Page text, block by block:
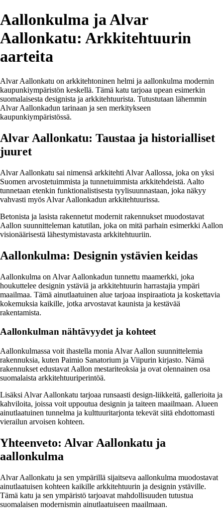
Aallonkulma ja Alvar
Aallonkatu: Arkkitehtuurin
aarteita
Alvar Aallonkatu on arkkitehtoninen helmi ja aallonkulma modernin
kaupunkiympäristön keskellä. Tämä katu tarjoaa upean esimerkin
suomalaisesta designista ja arkkitehtuurista. Tutustutaan lähemmin
Alvar Aallonkadun tarinaan ja sen merkitykseen
kaupunkiympäristössä.
Alvar Aallonkatu: Taustaa ja historialliset
juuret
Alvar Aallonkatu sai nimensä arkkitehti Alvar Aallossa, joka on yksi
Suomen arvostetuimmista ja tunnetuimmista arkkitehdeistä. Aalto
tunnetaan etenkin funktionalistisesta tyylisuunnastaan, joka näkyy
vahvasti myös Alvar Aallonkadun arkkitehtuurissa.
Betonista ja lasista rakennetut modernit rakennukset muodostavat
Aallon suunnitteleman katutilan, joka on mitä parhain esimerkki Aallon
visionäärisestä lähestymistavasta arkkitehtuuriin.
Aallonkulma: Designin ystävien keidas
Aallonkulma on Alvar Aallonkadun tunnettu maamerkki, joka
houkuttelee designin ystäviä ja arkkitehtuurin harrastajia ympäri
maailmaa. Tämä ainutlaatuinen alue tarjoaa inspiraatiota ja koskettavia
kokemuksia kaikille, jotka arvostavat kaunista ja kestävää
rakentamista.
Aallonkulman nähtävyydet ja kohteet
Aallonkulmassa voit ihastella monia Alvar Aallon suunnittelemia
rakennuksia, kuten Paimio Sanatorium ja Viipurin kirjasto. Nämä
rakennukset edustavat Aallon mestariteoksia ja ovat olennainen osa
suomalaista arkkitehtuuriperintöä.
Lisäksi Alvar Aallonkatu tarjoaa runsaasti design-liikkeitä, gallerioita ja
kahviloita, joissa voit uppoutua designin ja taiteen maailmaan. Alueen
ainutlaatuinen tunnelma ja kulttuuritarjonta tekevät siitä ehdottomasti
vierailun arvoisen kohteen.
Yhteenveto: Alvar Aallonkatu ja
aallonkulma
Alvar Aallonkatu ja sen ympärillä sijaitseva aallonkulma muodostavat
ainutlaatuisen kohteen kaikille arkkitehtuurin ja designin ystäville.
Tämä katu ja sen ympäristö tarjoavat mahdollisuuden tutustua
suomalaisen modernismin ainutlaatuiseen maailmaan.